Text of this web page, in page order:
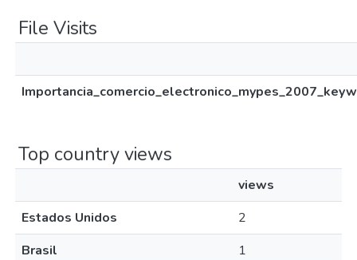
File Visits
Top country views
views
Estados Unidos
2
Brasil
1